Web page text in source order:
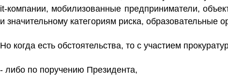
it-компании, мобилизованные предприниматели,
и значительному категориям риска, образовательные
Но когда есть обстоятельства, то с участием
- либо по поручению Президента,